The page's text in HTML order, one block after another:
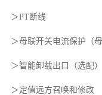
＞PT断线
＞母联开关电流保护（母
＞智能卸载出口（选配）
＞定值远方召唤和修改